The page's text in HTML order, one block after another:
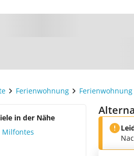
Ferienwohnung Ferienwohnung
in der Nähe
Milfontes